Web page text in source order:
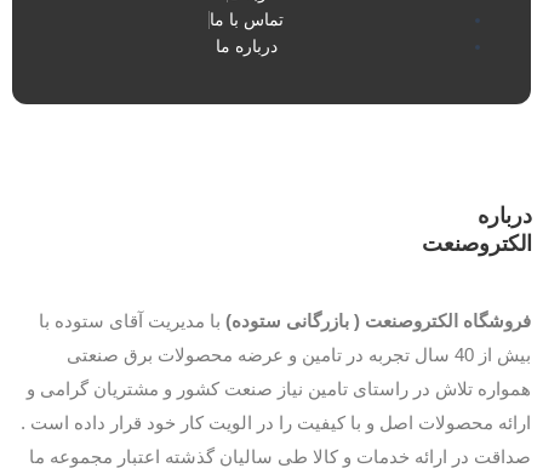
تماس با ما
درباره ما
الکتروصنعت ( بازرگانی ستوده)با مدیریت آقای ستوده با
بیش از 40 سال تجربه در تامین و عرضه محصولات برق صنعتی
تلاش در راستای تامین نیاز صنعت کشور و مشتریان گرامی و
محصولات اصل و با کیفیت را در الویت کار خود قرار داده است .
در ارائه خدمات و کالا طی سالیان گذشته اعتبار مجموعه ما